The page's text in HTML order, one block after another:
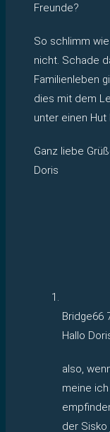
Freunde?
So schlimm
nicht. Schade
Familienleben
dies mit dem
unter einen Hut
Ganz liebe
Doris
Bridge66
Hallo
also,
meine
der Sisko